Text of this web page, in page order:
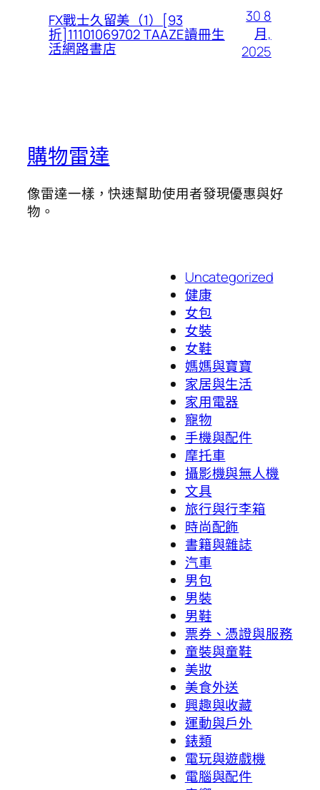
FX戰士久留美（1）[93
折]11101069702 TAAZE讀冊生
活網路書店
30 8
月,
2025
購物雷達
像雷達一樣，快速幫助使用者發現優惠與好
物。
Uncategorized
健康
女包
女裝
女鞋
媽媽與寶寶
家居與生活
家用電器
寵物
手機與配件
摩托車
攝影機與無人機
文具
旅行與行李箱
時尚配飾
書籍與雜誌
汽車
男包
男裝
男鞋
票券、憑證與服務
童裝與童鞋
美妝
美食外送
興趣與收藏
運動與戶外
錶類
電玩與遊戲機
電腦與配件